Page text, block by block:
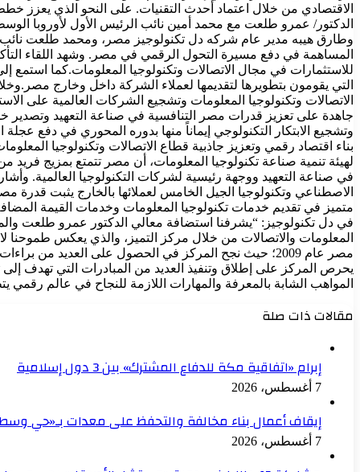
الاقتصادي من خلال اعتماد أحدث التقنيات. على النحو الذي يعزز
الدكتور/ عمرو طلعت مع محمد أمين نائب الرئيس الأول لأوروبا
وطارق هيبه مدير عام شركه دل تكنولوجيز مصر، ومحمد طلعت
المساهمة في دفع مسيرة التحول الرقمي في مصر. وشهد اللقاء
للاستثمارات في مجال الاتصالات وتكنولوجيا المعلومات.كما استمع
التي يقومون بتطويرها لتقديمها لعملاء الشركة داخل وخارج
الاتصالات وتكنولوجيا المعلومات وتشجيع الشركات العالمية على
جاهدة على تعزيز قدرات مصر التنافسية في صناعة التعهيد وتصدير
وتشجيع الابتكار التكنولوجي إيماناً منها بدوره المحوري في دفع
بناء اقتصاد رقمي وتعزيز جاذبية قطاع الاتصالات وتكنولوجيا
لهيئة تنمية صناعة تكنولوجيا المعلومات، أن مصر تتمتع بمزيج فريد
الاصطناعي وتكنولوجيا الجيل الخامس لعملائها بالخارج يثبت قدرة
متميز في تقديم خدمات تكنولوجيا المعلومات وخدمات القيمة
في دل تكنولوجيز: “يشرفنا استضافة معالي الدكتور عمرو طلعت
المعلومات والاتصالات من خلال مركز التميز، والذي يعكس طموحنا
مصر عام 2009؛ حيث نجح المركز في الحصول على العديد من
يحرص المركز على إطلاق وتنفيذ العديد من المبادرات التي تهدف
المواهب الشابة بالمعرفة والمهارات اللازمة للنجاح في عالم رقمي
مقالات ذات صلة
إبرام «اتفاقية مكة للدفاع المشترك» بين 3 دول إسلامية
7 أغسطس، 2026
إيقاف أعمال بناء مخالفة والتحفظ على معدات بـ«حي
7 أغسطس، 2026